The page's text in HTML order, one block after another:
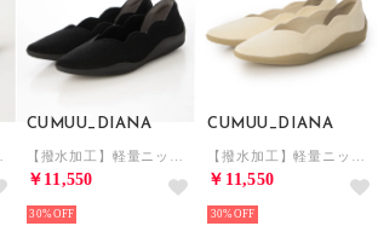
CUMUU_DIANA
￥11,550
30%
CUMUU_DIANA
￥11,550
30%